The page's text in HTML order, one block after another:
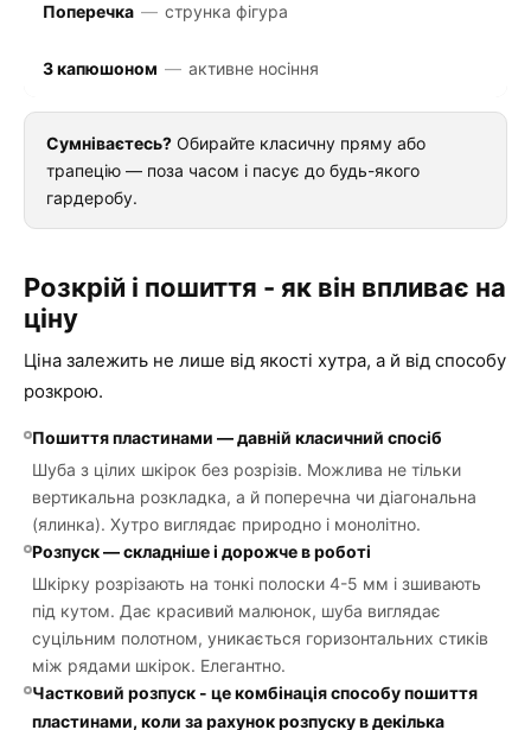
Поперечка — струнка фігура
З капюшоном — активне носіння
Сумніваєтесь? Обирайте класичну пряму або
трапецію — поза часом і пасує до будь-якого
гардеробу.
Розкрій і пошиття - як він впливає на
ціну
Ціна залежить не лише від якості хутра, а й від способу
розкрою.
Пошиття пластинами — давній класичний спосіб
Шуба з цілих шкірок без розрізів. Можлива не тільки
вертикальна розкладка, а й поперечна чи діагональна
(ялинка). Хутро виглядає природно і монолітно.
Розпуск — складніше і дорожче в роботі
Шкірку розрізають на тонкі полоски 4-5 мм і зшивають
під кутом. Дає красивий малюнок, шуба виглядає
суцільним полотном, уникається горизонтальних стиків
між рядами шкірок. Елегантно.
Частковий розпуск - це комбінація способу пошиття
пластинами, коли за рахунок розпуску в декілька